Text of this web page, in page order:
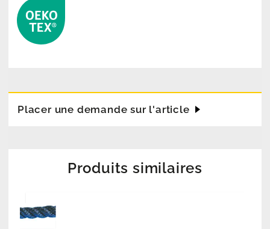
Placer une demande sur l'article
Produits similaires